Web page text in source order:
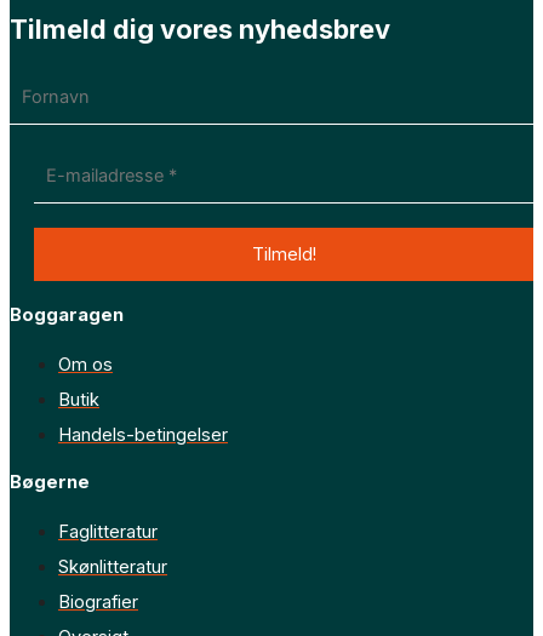
Tilmeld dig vores nyhedsbrev
Boggaragen
Om os
Butik
Handels-betingelser
Bøgerne
Faglitteratur
Skønlitteratur
Biografier